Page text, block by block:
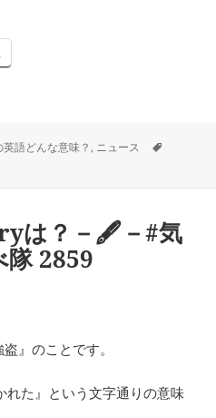
英語どんな意味？ , ニュース
は？－🖋－#気
隊 2859
』のことです。
れた』という文字通りの意味